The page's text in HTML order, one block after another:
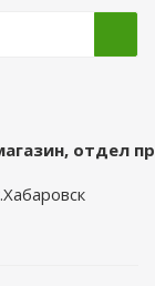
отдел